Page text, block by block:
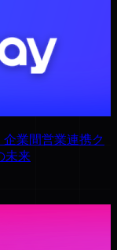
業間営業連携ク
未来